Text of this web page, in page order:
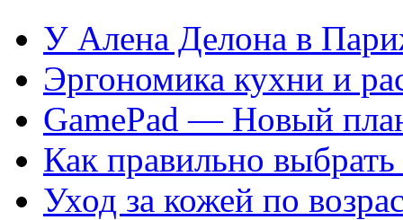
У Алена Делона в
Эргономика кухни и
GamePad — Новый
Как правильно выбрать
Уход за кожей по